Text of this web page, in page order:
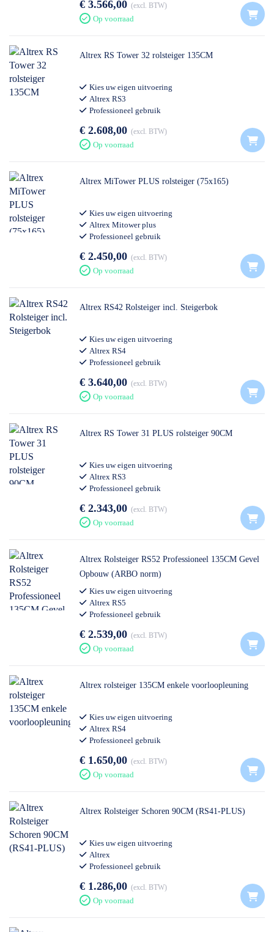
€ 3.566,00 excl. BTW
Op voorraad
Altrex RS Tower 32 rolsteiger 135CM
Kies uw eigen uitvoering
Altrex RS3
Professioneel gebruik
€ 2.608,00 excl. BTW
Op voorraad
Altrex MiTower PLUS rolsteiger (75x165)
Kies uw eigen uitvoering
Altrex Mitower plus
Professioneel gebruik
€ 2.450,00 excl. BTW
Op voorraad
Altrex RS42 Rolsteiger incl. Steigerbok
Kies uw eigen uitvoering
Altrex RS4
Professioneel gebruik
€ 3.640,00 excl. BTW
Op voorraad
Altrex RS Tower 31 PLUS rolsteiger 90CM
Kies uw eigen uitvoering
Altrex RS3
Professioneel gebruik
€ 2.343,00 excl. BTW
Op voorraad
Altrex Rolsteiger RS52 Professioneel 135CM Gevel
Opbouw (ARBO norm)
Kies uw eigen uitvoering
Altrex RS5
Professioneel gebruik
€ 2.539,00 excl. BTW
Op voorraad
Altrex rolsteiger 135CM enkele voorloopleuning
Kies uw eigen uitvoering
Altrex RS4
Professioneel gebruik
€ 1.650,00 excl. BTW
Op voorraad
Altrex Rolsteiger Schoren 90CM (RS41-PLUS)
Kies uw eigen uitvoering
Altrex
Professioneel gebruik
€ 1.286,00 excl. BTW
Op voorraad